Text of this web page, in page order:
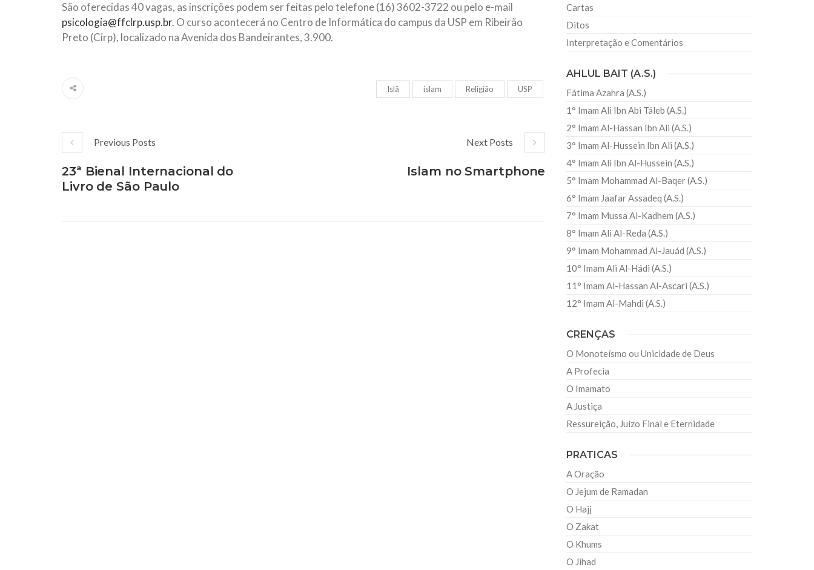
São oferecidas 40 vagas, as inscrições podem ser feitas pelo telefone (16) 3602-3722 ou pelo e-mail
psicologia@ffclrp.usp.br. O curso acontecerá no Centro de Informática do campus da USP em Ribeirão
Preto (Cirp), localizado na Avenida dos Bandeirantes, 3.900.
Islã islam Religião USP
Previous Posts
23ª Bienal Internacional do
Livro de São Paulo
Next Posts
Islam no Smartphone
Cartas
Ditos
Interpretação e Comentários
AHLUL BAIT (A.S.)
Fátima Azahra (A.S.)
1° Imam Ali Ibn Abi Táleb (A.S.)
2° Imam Al-Hassan Ibn Ali (A.S.)
3° Imam Al-Hussein Ibn Ali (A.S.)
4° Imam Ali Ibn Al-Hussein (A.S.)
5° Imam Mohammad Al-Baqer (A.S.)
6° Imam Jaafar Assadeq (A.S.)
7° Imam Mussa Al-Kadhem (A.S.)
8° Imam Ali Al-Reda (A.S.)
9° Imam Mohammad Al-Jauád (A.S.)
10° Imam Ali Al-Hádi (A.S.)
11° Imam Al-Hassan Al-Ascari (A.S.)
12° Imam Al-Mahdi (A.S.)
CRENÇAS
O Monoteísmo ou Unicidade de Deus
A Profecia
O Imamato
A Justiça
Ressureição, Juízo Final e Eternidade
PRATICAS
A Oração
O Jejum de Ramadan
O Hajj
O Zakat
O Khums
O Jihad